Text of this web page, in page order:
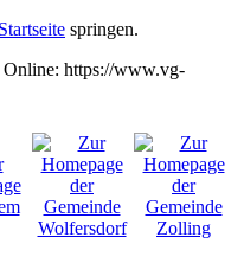
springen.
Online: https://www.vg-